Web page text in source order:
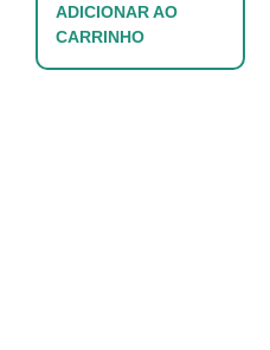
ADICIONAR AO
CARRINHO